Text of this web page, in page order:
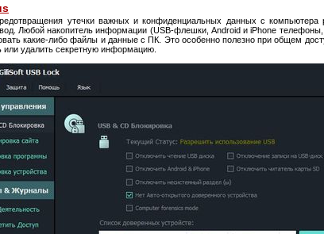
утечки важных и конфиденциальных данных с компьютера
Любой накопитель информации (USB-флешки, Android и iPhone
какие-либо файлы и данные с ПК. Это особенно полезно при общем
или удалить секретную информацию.